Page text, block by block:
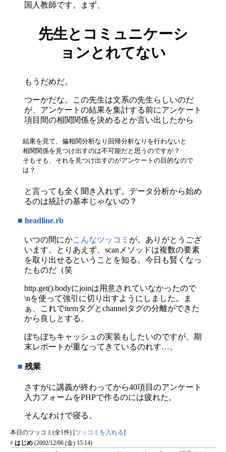
国人教師です。まず、
先生とコミュニケーシ
ョンとれてない
もうだめだ。
つーかだな。この先生は文系の先生らしいのだ
が、アンケートの結果を集計する前にアンケート
項目間の相関関係を決めるとか言い出したから
結果を見て、偏相関分析なり回帰分析なりを行わないと
相関関係を見つけ出すのは不可能だと思うのですが？
そもそも、それを見つけ出すのがアンケートの目的なので
は？
と言っても全く聞き入れず。データ分析から始め
るのは統計の基本じゃないの？
■ headline.rb
いつの間にかこんなツッコミ が。ありがとうござ
います。とりあえず、scanメソッドは複数の要素
を取り出せるということを知る。今日も賢くなっ
たものだ（笑
http.get().bodyにjoinは用意されていなかったので
\nを使って強引に切り出すようにしました。ま
ぁ、これでitemタグとchannelタグの分離ができた
から良しとする。
ぼちぼちキャッシュの実装もしたいのですが、期
末レポートが重なってきているのれす…。
■ 残業
さすがに講義が終わってから40項目のアンケート
入力フォームをPHPで作るのには疲れた。
そんなわけで寝る。
本日のツッコミ(全1件) [ツッコミを入れる]
# はじめ (2002/12/06 (金) 15:14)